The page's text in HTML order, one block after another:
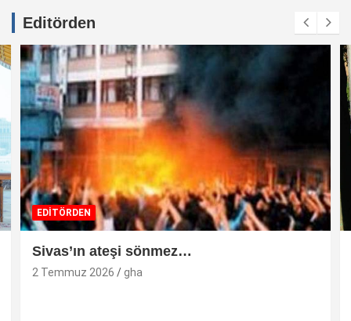
Editörden
EDİTÖRDEN
Sivas’ın ateşi sönmez…
2 Temmuz 2026 gha